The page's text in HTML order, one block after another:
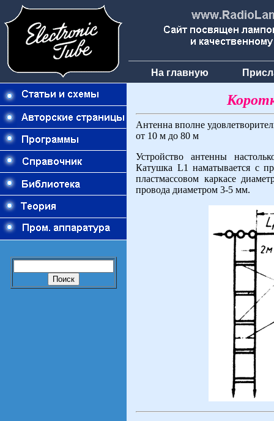
На главную
Антенна вполне
от 10 м до 80 м
Устройство антенны
Катушка L1 наматывается с
пластмассовом каркасе
провода диаметром 3-5 мм.